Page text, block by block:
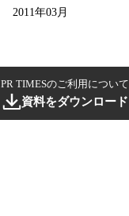
2011年03月
PR TIMESのご利用について
資料をダウンロード